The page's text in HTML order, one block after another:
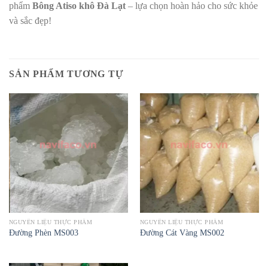
phẩm Bông Atiso khô Đà Lạt – lựa chọn hoàn hảo cho sức khỏe
và sắc đẹp!
SẢN PHẨM TƯƠNG TỰ
NGUYÊN LIỆU THỰC PHẨM
Đường Phèn MS003
NGUYÊN LIỆU THỰC PHẨM
Đường Cát Vàng MS002